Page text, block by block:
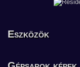
Eszközök